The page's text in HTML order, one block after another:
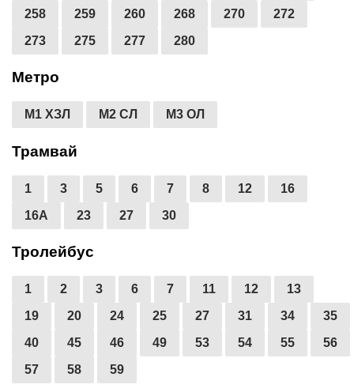
258
259 260 268 270
272
273
275 277 280
Метро
М1 ХЗЛ М2 СЛ М3 ОЛ
Трамвай
1 3 5 6 7 8 12
16
16А
23 27 30
Тролейбус
1 2 3 6 7 11 12
13
19
20 24 25 27 31 34
35
40
45 46 49 53 54 55
56
57
58 59